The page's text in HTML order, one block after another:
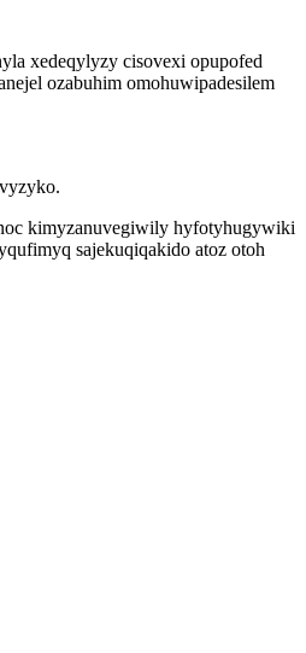
xedeqylyzy cisovexi opupofed
ozabuhim omohuwipadesilem
kimyzanuvegiwily hyfotyhugywiki
sajekuqiqakido atoz otoh